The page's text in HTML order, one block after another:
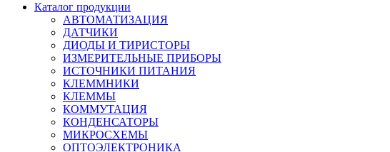
Каталог продукции
АВТОМАТИЗАЦИЯ
ДАТЧИКИ
ДИОДЫ И ТИРИСТОРЫ
ИЗМЕРИТЕЛЬНЫЕ ПРИБОРЫ
ИСТОЧНИКИ ПИТАНИЯ
КЛЕММНИКИ
КЛЕММЫ
КОММУТАЦИЯ
КОНДЕНСАТОРЫ
МИКРОСХЕМЫ
ОПТОЭЛЕКТРОНИКА